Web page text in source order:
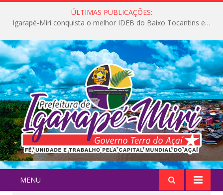
ÚLTIMAS PUBLICAÇÕES:
Igarapé-Miri conquista o melhor IDEB do Baixo Tocantins e avança na qualidade da educação pública
MENU